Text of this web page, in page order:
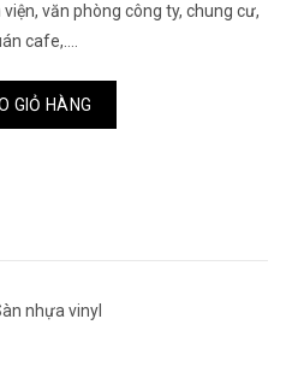
văn phòng công ty, chung cư,
cafe,….
Tile DLW1075 số lượng
GIỎ HÀNG
nhựa vinyl